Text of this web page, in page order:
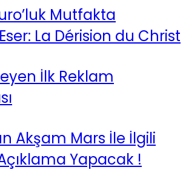
Mutfakta
La Dérision du Christ
İlk Reklam
Akşam Mars İle İlgili
Yapacak !